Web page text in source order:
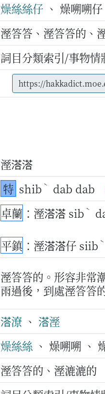
燥絲絲仔 、 燥嗍嗍
溼答答、溼答答的、
詞目分類索引/事物情
溼溚溚
特 shib ˋ dab dab
卓蘭 ：溼溚溚 sib ˋ
平鎮 ：溼溚溚仔 siib ˋ
溼答答的。形容非常
雨過後，到處溼答答
溚潦 、 溚溼
燥絲絲 、 燥嗍嗍 、
溼答答的、溼漉漉的